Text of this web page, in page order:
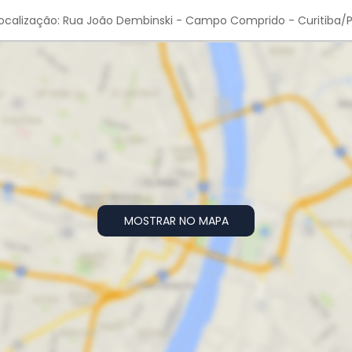
Rua João Dembinski - Campo Comprido - Curitiba/
MOSTRAR NO MAPA